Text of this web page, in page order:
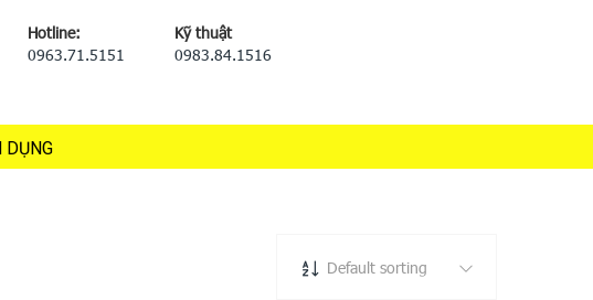
Hotline:
0963.71.5151
Kỹ thuật
0983.84.1516
DỤNG
Default sorting